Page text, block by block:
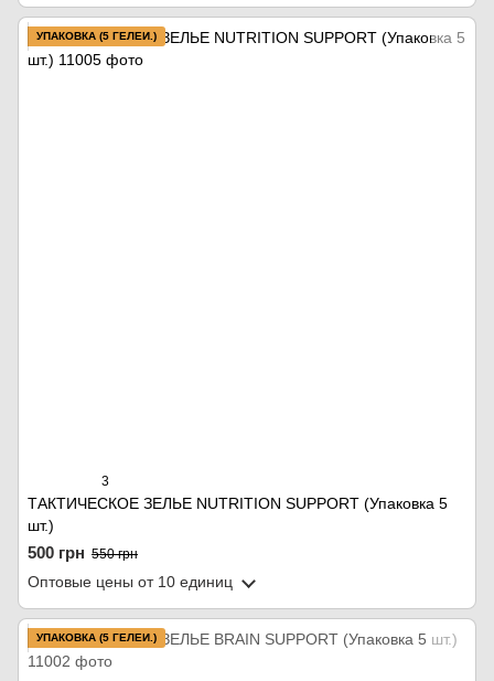
УПАКОВКА (5 ГЕЛЕЙ.)
3
ТАКТИЧЕСКОЕ ЗЕЛЬЕ NUTRITION SUPPORT (Упаковка 5
шт.)
500 грн 550 грн
Оптовые цены от 10 единиц
УПАКОВКА (5 ГЕЛЕЙ.)